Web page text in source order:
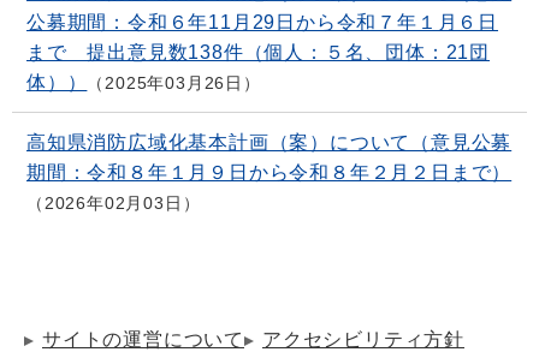
公募期間：令和６年11月29日から令和７年１月６日
まで 提出意見数138件（個人：５名、団体：21団
体））
2025年03月26日
高知県消防広域化基本計画（案）について（意見公募
期間：令和８年１月９日から令和８年２月２日まで）
2026年02月03日
サイトの運営について
アクセシビリティ方針